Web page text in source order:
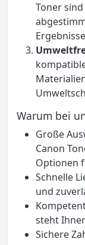
Toner sind
Warum bei
Große
Canon
Optionen
Schnelle
und
steht
Sichere